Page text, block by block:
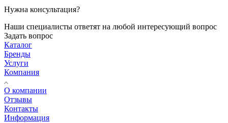
Нужна консультация?
Наши специалисты ответят на любой интересующий вопрос
Задать вопрос
Каталог
Бренды
Услуги
Компания
О компании
Отзывы
Контакты
Информация